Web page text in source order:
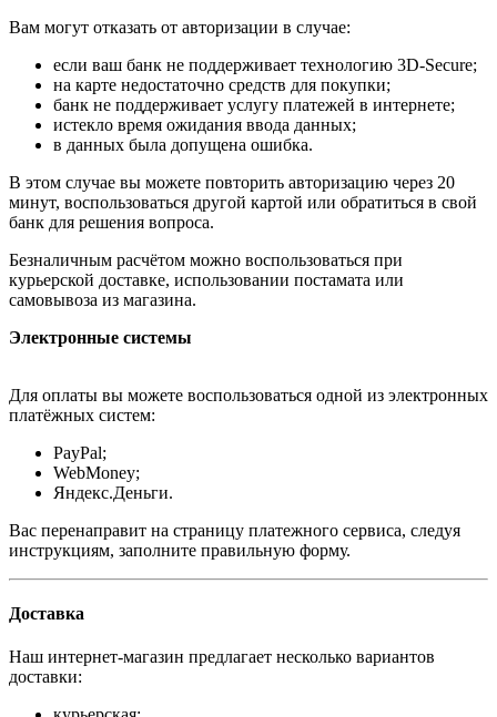
Вам могут отказать от авторизации в случае:
если ваш банк не поддерживает технологию 3D-Secure;
на карте недостаточно средств для покупки;
банк не поддерживает услугу платежей в интернете;
истекло время ожидания ввода данных;
в данных была допущена ошибка.
В этом случае вы можете повторить авторизацию через 20
минут, воспользоваться другой картой или обратиться в свой
банк для решения вопроса.
Безналичным расчётом можно воспользоваться при
курьерской доставке, использовании постамата или
самовывоза из магазина.
Электронные системы
Для оплаты вы можете воспользоваться одной из электронных
платёжных систем:
PayPal;
WebMoney;
Яндекс.Деньги.
Вас перенаправит на страницу платежного сервиса, следуя
инструкциям, заполните правильную форму.
Доставка
Наш интернет-магазин предлагает несколько вариантов
доставки: